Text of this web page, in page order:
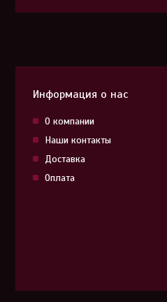
Информация о нас
О компании
Наши контакты
Доставка
Оплата